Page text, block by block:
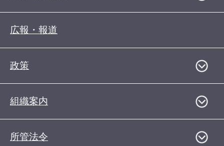
広報・報道
政策
組織案内
所管法令